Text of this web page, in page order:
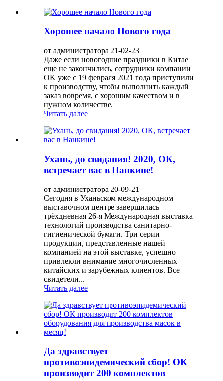
Хорошее начало Нового года
от администратора 21-02-23
Даже если новогодние праздники в Китае
еще не закончились, сотрудники компании
OK уже с 19 февраля 2021 года приступили
к производству, чтобы выполнить каждый
заказ вовремя, с хорошим качеством и в
нужном количестве.
Читать далее
Ухань, до свидания! 2020, ОК,
встречает вас в Нанкине!
от администратора 20-09-21
Сегодня в Уханьском международном
выставочном центре завершилась
трёхдневная 26-я Международная выставка
технологий производства санитарно-
гигиенической бумаги. Три серии
продукции, представленные нашей
компанией на этой выставке, успешно
привлекли внимание многочисленных
китайских и зарубежных клиентов. Все
свидетели...
Читать далее
Да здравствует
противоэпидемический сбор! ОК
производит 200 комплектов